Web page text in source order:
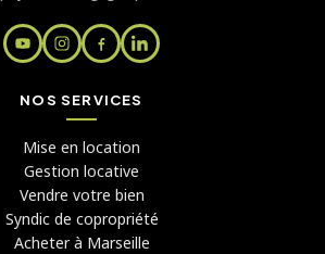
NOS SERVICES
Mise en location
Gestion locative
Vendre votre bien
Syndic de copropriété
Acheter à Marseille